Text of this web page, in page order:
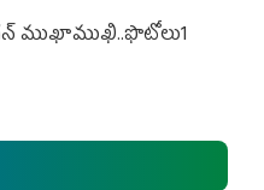
ముఖాముఖి..ఫొటోలు1